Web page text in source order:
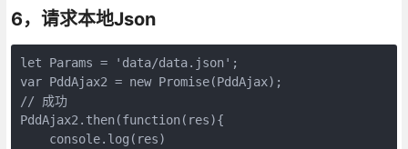
6，请求本地Json
let Params = 'data/data.json';
var PddAjax2 = new Promise(PddAjax);
// 成功
PddAjax2.then(function(res){
    console.log(res)